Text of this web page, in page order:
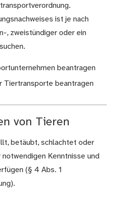
ist je nach
, zweistündiger oder ein
beantragen
Tiertransporte beantragen
von Tieren
betäubt, schlachtet oder
Kenntnisse und
(§ 4 Abs. 1